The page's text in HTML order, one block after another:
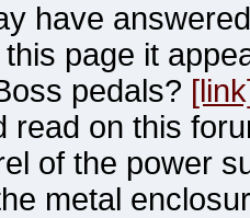
have
this page it
pedals?
read on this
of the power
metal